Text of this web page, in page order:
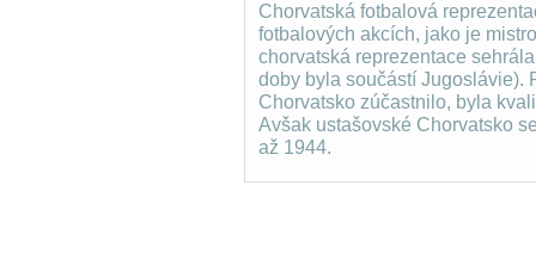
Chorvatská fotbalová
fotbalových akcích, jako je
chorvatská reprezentace
doby byla součástí Jugoslávie).
Chorvatsko zúčastnilo, byla
Avšak ustašovské Chorvatsko
až 1944.